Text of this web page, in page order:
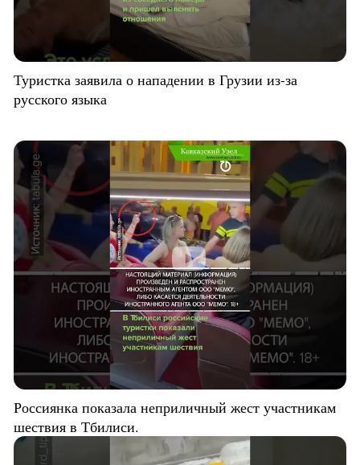
Туристка заявила о нападении в Грузии из-за
русского языка
Россиянка показала неприличный жест участникам
шествия в Тбилиси.